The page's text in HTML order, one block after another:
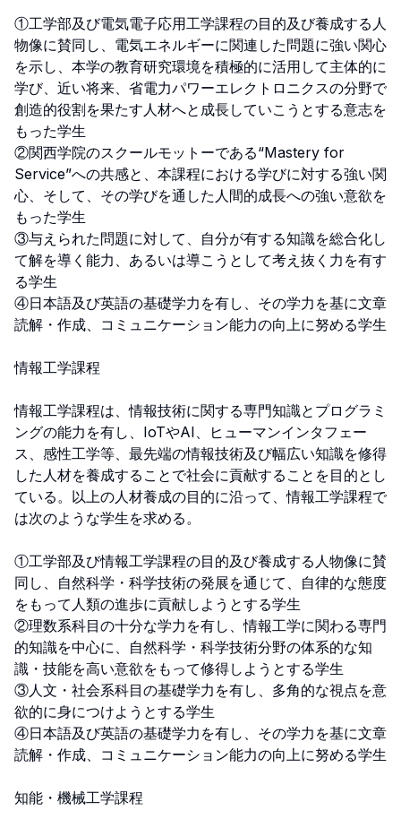
①工学部及び電気電子応用工学課程の目的及び養成する人
物像に賛同し、電気エネルギーに関連した問題に強い関心
を示し、本学の教育研究環境を積極的に活用して主体的に
学び、近い将来、省電力パワーエレクトロニクスの分野で
創造的役割を果たす人材へと成長していこうとする意志を
もった学生
②関西学院のスクールモットーである“Mastery for
Service”への共感と、本課程における学びに対する強い関
心、そして、その学びを通した人間的成長への強い意欲を
もった学生
③与えられた問題に対して、自分が有する知識を総合化し
て解を導く能力、あるいは導こうとして考え抜く力を有す
る学生
④日本語及び英語の基礎学力を有し、その学力を基に文章
読解・作成、コミュニケーション能力の向上に努める学生
情報工学課程
情報工学課程は、情報技術に関する専門知識とプログラミ
ングの能力を有し、IoTやAI、ヒューマンインタフェー
ス、感性工学等、最先端の情報技術及び幅広い知識を修得
した人材を養成することで社会に貢献することを目的とし
ている。以上の人材養成の目的に沿って、情報工学課程で
は次のような学生を求める。
①工学部及び情報工学課程の目的及び養成する人物像に賛
同し、自然科学・科学技術の発展を通じて、自律的な態度
をもって人類の進歩に貢献しようとする学生
②理数系科目の十分な学力を有し、情報工学に関わる専門
的知識を中心に、自然科学・科学技術分野の体系的な知
識・技能を高い意欲をもって修得しようとする学生
③人文・社会系科目の基礎学力を有し、多角的な視点を意
欲的に身につけようとする学生
④日本語及び英語の基礎学力を有し、その学力を基に文章
読解・作成、コミュニケーション能力の向上に努める学生
知能・機械工学課程